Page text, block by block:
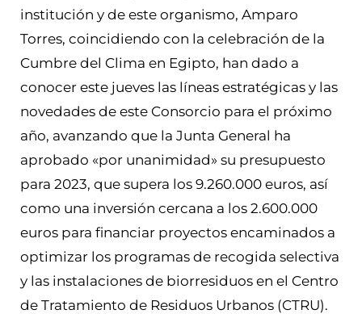
institución y de este organismo, Amparo
Torres, coincidiendo con la celebración de la
Cumbre del Clima en Egipto, han dado a
conocer este jueves las líneas estratégicas y las
novedades de este Consorcio para el próximo
año, avanzando que la Junta General ha
aprobado «por unanimidad» su presupuesto
para 2023, que supera los 9.260.000 euros, así
como una inversión cercana a los 2.600.000
euros para financiar proyectos encaminados a
optimizar los programas de recogida selectiva
y las instalaciones de biorresiduos en el Centro
de Tratamiento de Residuos Urbanos (CTRU).